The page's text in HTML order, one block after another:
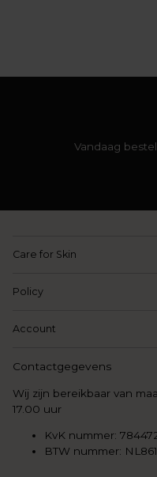
Vandaag
Care for Skin
Policy
Account
Contactgegevens
Wij zijn bereikbaar van
17.00 uur
KvK nummer:
BTW nummer: